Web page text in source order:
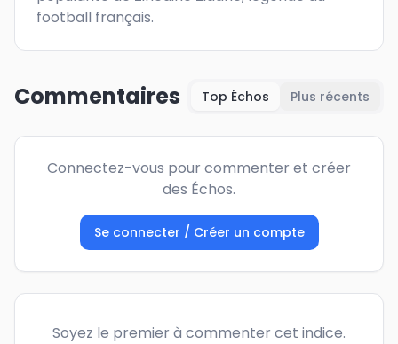
football français.
Commentaires Top Échos Plus récents
Connectez-vous pour commenter et créer
des Échos.
Se connecter / Créer un compte
Soyez le premier à commenter cet indice.